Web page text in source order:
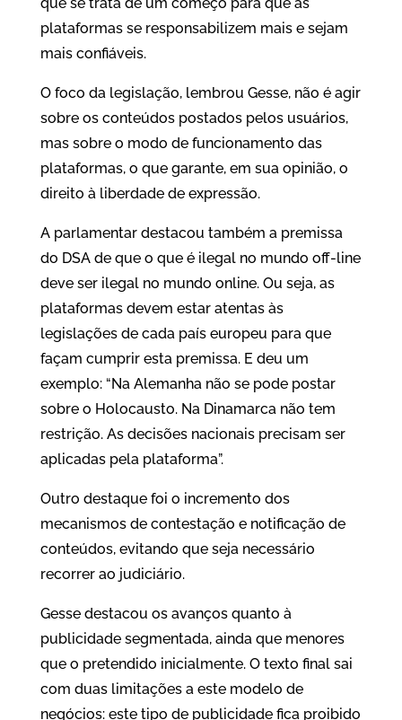
que se trata de um começo para que as
plataformas se responsabilizem mais e sejam
mais confiáveis.
O foco da legislação, lembrou Gesse, não é agir
sobre os conteúdos postados pelos usuários,
mas sobre o modo de funcionamento das
plataformas, o que garante, em sua opinião, o
direito à liberdade de expressão.
A parlamentar destacou também a premissa
do DSA de que o que é ilegal no mundo off-line
deve ser ilegal no mundo online. Ou seja, as
plataformas devem estar atentas às
legislações de cada país europeu para que
façam cumprir esta premissa. E deu um
exemplo: “Na Alemanha não se pode postar
sobre o Holocausto. Na Dinamarca não tem
restrição. As decisões nacionais precisam ser
aplicadas pela plataforma”.
Outro destaque foi o incremento dos
mecanismos de contestação e notificação de
conteúdos, evitando que seja necessário
recorrer ao judiciário.
Gesse destacou os avanços quanto à
publicidade segmentada, ainda que menores
que o pretendido inicialmente. O texto final sai
com duas limitações a este modelo de
negócios: este tipo de publicidade fica proibido